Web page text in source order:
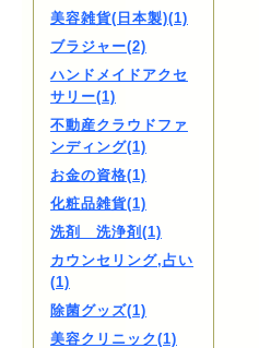
美容雑貨(日本製)(1)
ブラジャー(2)
ハンドメイドアクセ
サリー(1)
不動産クラウドファ
ンディング(1)
お金の資格(1)
化粧品雑貨(1)
洗剤 洗浄剤(1)
カウンセリング,占い
(1)
除菌グッズ(1)
美容クリニック(1)